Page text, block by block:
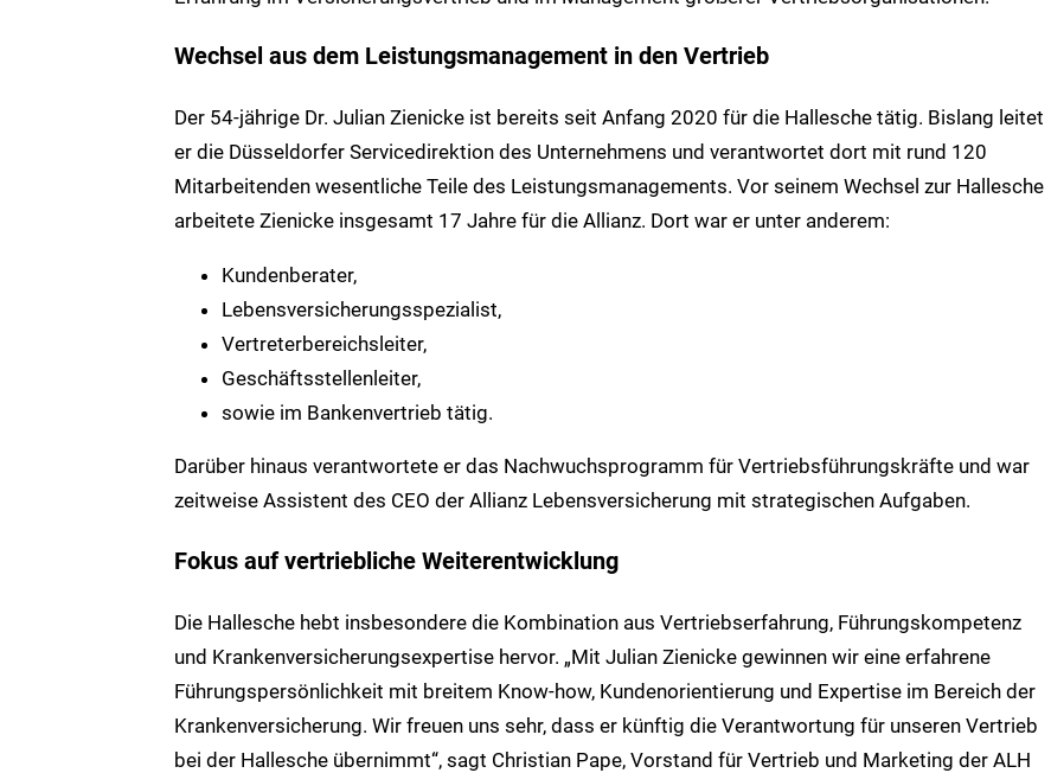
Wechsel aus dem Leistungsmanagement in den Vertrieb
Der 54-jährige Dr. Julian Zienicke ist bereits seit Anfang 2020 für die Hallesche tätig. Bislang leitet
er die Düsseldorfer Servicedirektion des Unternehmens und verantwortet dort mit rund 120
Mitarbeitenden wesentliche Teile des Leistungsmanagements. Vor seinem Wechsel zur Hallesche
arbeitete Zienicke insgesamt 17 Jahre für die Allianz. Dort war er unter anderem:
Kundenberater,
Lebensversicherungsspezialist,
Vertreterbereichsleiter,
Geschäftsstellenleiter,
sowie im Bankenvertrieb tätig.
Darüber hinaus verantwortete er das Nachwuchsprogramm für Vertriebsführungskräfte und war
zeitweise Assistent des CEO der Allianz Lebensversicherung mit strategischen Aufgaben.
Fokus auf vertriebliche Weiterentwicklung
Die Hallesche hebt insbesondere die Kombination aus Vertriebserfahrung, Führungskompetenz
und Krankenversicherungsexpertise hervor. „Mit Julian Zienicke gewinnen wir eine erfahrene
Führungspersönlichkeit mit breitem Know-how, Kundenorientierung und Expertise im Bereich der
Krankenversicherung. Wir freuen uns sehr, dass er künftig die Verantwortung für unseren Vertrieb
bei der Hallesche übernimmt“, sagt Christian Pape, Vorstand für Vertrieb und Marketing der ALH